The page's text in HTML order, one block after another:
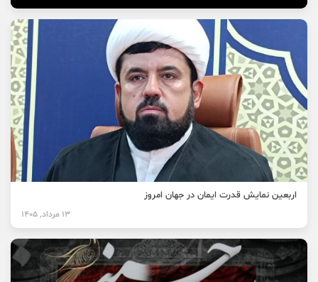
اربعین نمایش قدرت ایمان در جهان امروز
13 مرداد, 1405